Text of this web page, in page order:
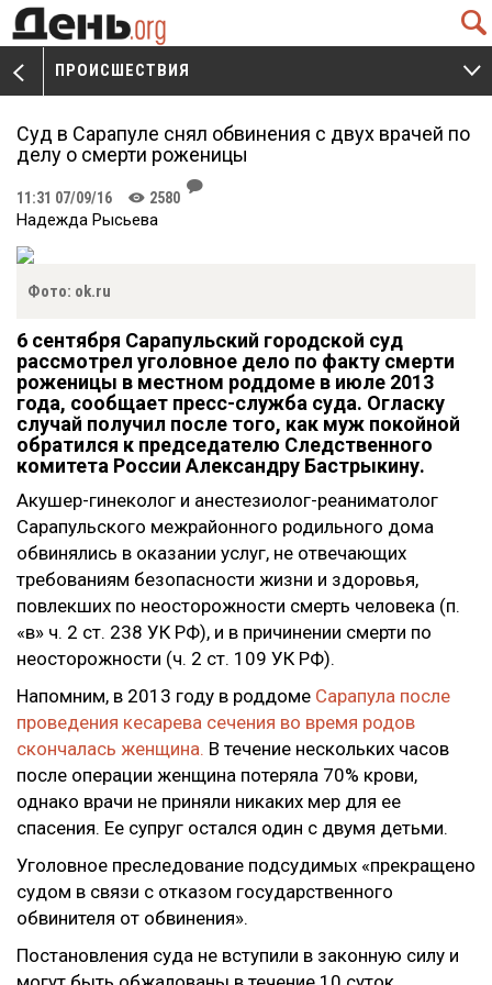
Q
V
ПРОИСШЕСТВИЯ
W
Суд в Сарапуле снял обвинения с двух врачей по
делу о смерти роженицы
11:31 07/09/16 K 2580
J
Надежда Рысьева
Фото: ok.ru
6 сентября Сарапульский городской суд
рассмотрел уголовное дело по факту смерти
роженицы в местном роддоме в июле 2013
года, сообщает пресс-служба суда. Огласку
случай получил после того, как муж покойной
обратился к председателю Следственного
комитета России Александру Бастрыкину.
Акушер-гинеколог и анестезиолог-реаниматолог
Сарапульского межрайонного родильного дома
обвинялись в оказании услуг, не отвечающих
требованиям безопасности жизни и здоровья,
повлекших по неосторожности смерть человека (п.
«в» ч. 2 ст. 238 УК РФ), и в причинении смерти по
неосторожности (ч. 2 ст. 109 УК РФ).
Напомним, в 2013 году в роддоме Сарапула после
проведения кесарева сечения во время родов
скончалась женщина. В течение нескольких часов
после операции женщина потеряла 70% крови,
однако врачи не приняли никаких мер для ее
спасения. Ее супруг остался один с двумя детьми.
Уголовное преследование подсудимых «прекращено
судом в связи с отказом государственного
обвинителя от обвинения».
Постановления суда не вступили в законную силу и